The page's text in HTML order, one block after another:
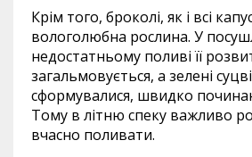
Крім того, броколі, як і всі
вологолюбна рослина. У
недостатньому поливі її
загальмовується, а зелені
сформувалися, швидко
Тому в літню спеку важливо
вчасно поливати.